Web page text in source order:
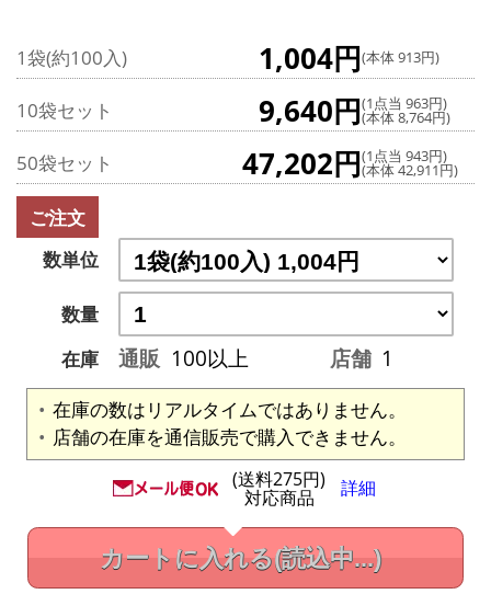
1袋(約100入) 1,004円(本体 913円)
10袋セット 9,640円(1点当 963円)
(本体 8,764円)
50袋セット 47,202円(1点当 943円)
(本体 42,911円)
ご注文
数単位
数量
在庫
通販 100以上 店舗 1
在庫の数はリアルタイムではありません。
店舗の在庫を通信販売で購入できません。
(送料275円)
対応商品 詳細
カートに入れる(読込中...)